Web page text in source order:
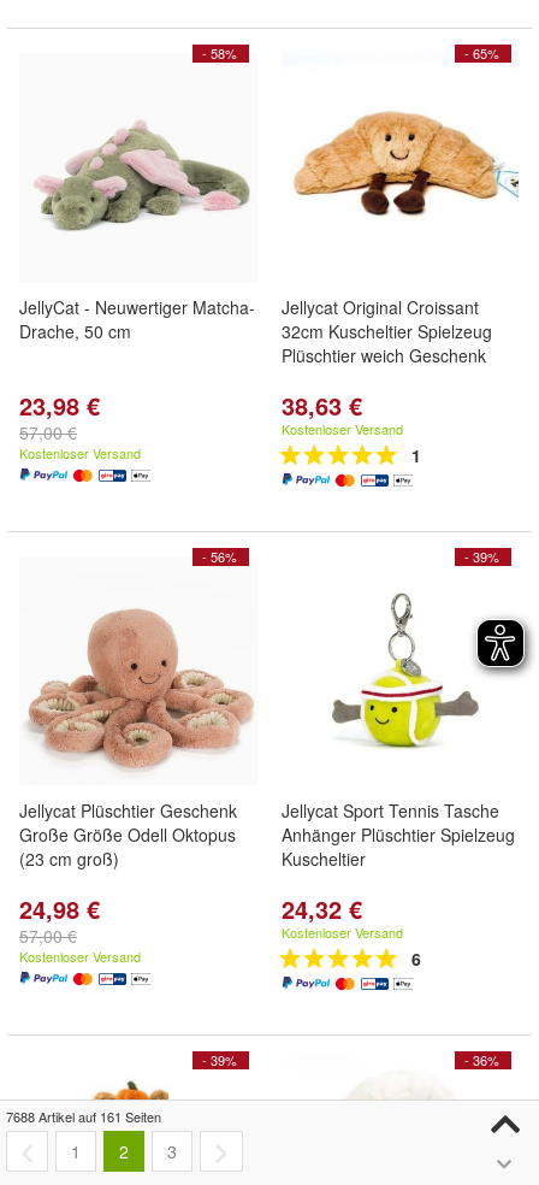
- 58%
JellyCat - Neuwertiger Matcha-
Drache, 50 cm
23,98 €
57,00 €
Kostenloser Versand
- 65%
Jellycat Original Croissant
32cm Kuscheltier Spielzeug
Plüschtier weich Geschenk
38,63 €
Kostenloser Versand
1
- 56%
Jellycat Plüschtier Geschenk
Große Größe Odell Oktopus
(23 cm groß)
24,98 €
57,00 €
Kostenloser Versand
- 39%
Jellycat Sport Tennis Tasche
Anhänger Plüschtier Spielzeug
Kuscheltier
24,32 €
Kostenloser Versand
6
- 39% - 36%
7688 Artikel auf 161 Seiten
1 2 3